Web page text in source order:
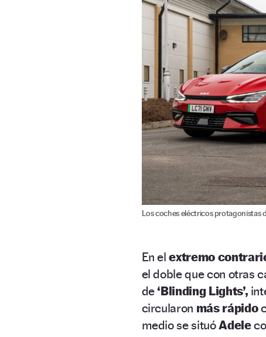
Los coches eléctricos protagonistas
En elextremo
el doble que con otras
de ‘Blinding Lights’,
circularon más rápido
medio se situóAdele